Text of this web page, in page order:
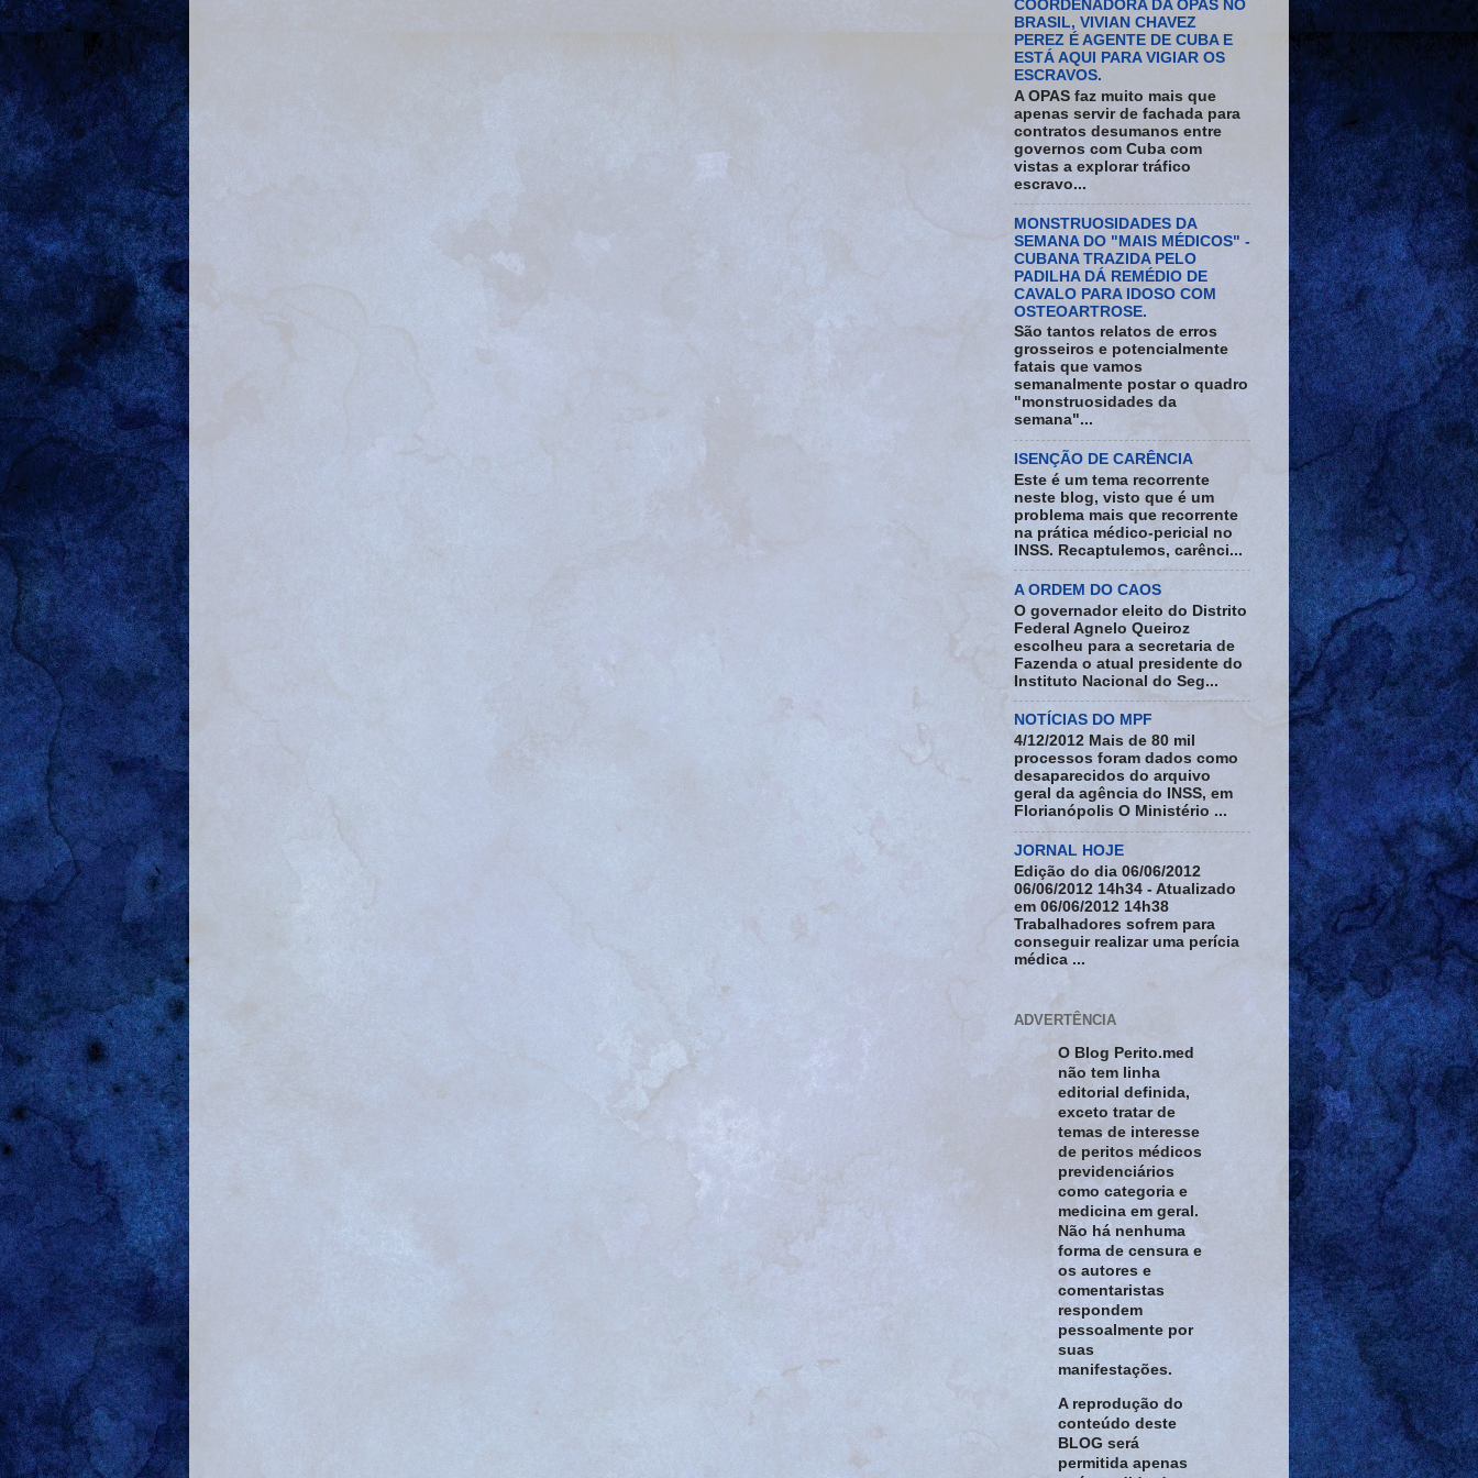
COORDENADORA DA OPAS NO
BRASIL, VIVIAN CHAVEZ
PEREZ É AGENTE DE CUBA E
ESTÁ AQUI PARA VIGIAR OS
ESCRAVOS.
A OPAS faz muito mais que
apenas servir de fachada para
contratos desumanos entre
governos com Cuba com
vistas a explorar tráfico
escravo...
MONSTRUOSIDADES DA
SEMANA DO "MAIS MÉDICOS" -
CUBANA TRAZIDA PELO
PADILHA DÁ REMÉDIO DE
CAVALO PARA IDOSO COM
OSTEOARTROSE.
São tantos relatos de erros
grosseiros e potencialmente
fatais que vamos
semanalmente postar o quadro
"monstruosidades da
semana"...
ISENÇÃO DE CARÊNCIA
Este é um tema recorrente
neste blog, visto que é um
problema mais que recorrente
na prática médico-pericial no
INSS. Recaptulemos, carênci...
A ORDEM DO CAOS
O governador eleito do Distrito
Federal Agnelo Queiroz
escolheu para a secretaria de
Fazenda o atual presidente do
Instituto Nacional do Seg...
NOTÍCIAS DO MPF
4/12/2012 Mais de 80 mil
processos foram dados como
desaparecidos do arquivo
geral da agência do INSS, em
Florianópolis O Ministério ...
JORNAL HOJE
Edição do dia 06/06/2012
06/06/2012 14h34 - Atualizado
em 06/06/2012 14h38
Trabalhadores sofrem para
conseguir realizar uma perícia
médica ...
ADVERTÊNCIA
O Blog Perito.med
não tem linha
editorial definida,
exceto tratar de
temas de interesse
de peritos médicos
previdenciários
como categoria e
medicina em geral.
Não há nenhuma
forma de censura e
os autores e
comentaristas
respondem
pessoalmente por
suas
manifestações.
A reprodução do
conteúdo deste
BLOG será
permitida apenas